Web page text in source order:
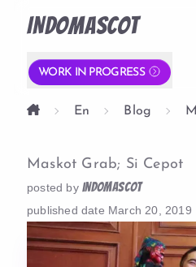
INDOMASCOT
WORK IN PROGRESS
En Blog
Maskot Grab; Si Cepot
posted by indomascot
published date March 20, 2019